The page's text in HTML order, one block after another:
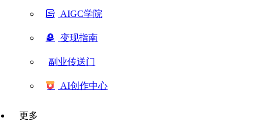
AIGC学院
变现指南
副业传送门
AI创作中心
更多